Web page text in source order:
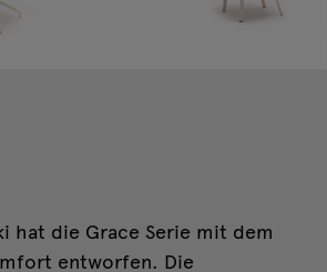
hat die Grace Serie mit dem
entworfen. Die